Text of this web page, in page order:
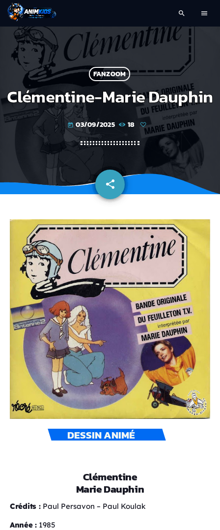
search menu
FANZOOM
Clémentine-Marie Dauphin
today 03/09/2025 18
share
email
DESSIN ANIMÉ
Clémentine
Marie Dauphin
Crédits : Paul Persavon – Paul Koulak
Année : 1985